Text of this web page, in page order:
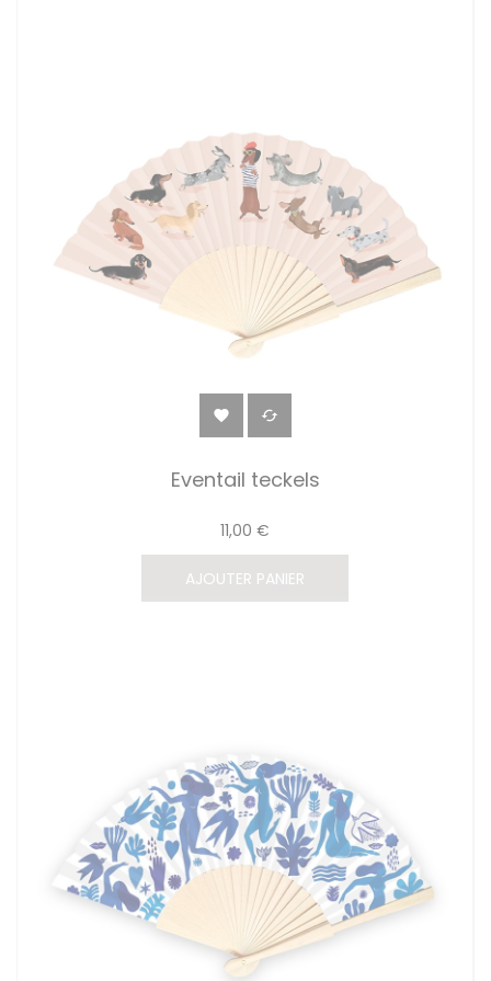
 
Eventail teckels
11,00 €
AJOUTER PANIER